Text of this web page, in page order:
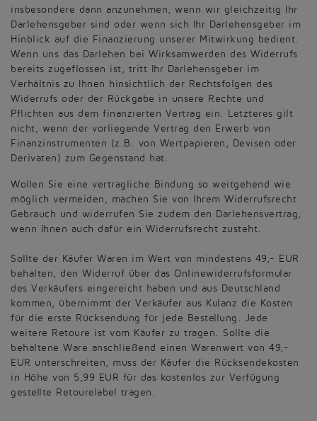
insbesondere dann anzunehmen, wenn wir gleichzeitig Ihr
Darlehensgeber sind oder wenn sich Ihr Darlehensgeber im
Hinblick auf die Finanzierung unserer Mitwirkung bedient.
Wenn uns das Darlehen bei Wirksamwerden des Widerrufs
bereits zugeflossen ist, tritt Ihr Darlehensgeber im
Verhältnis zu Ihnen hinsichtlich der Rechtsfolgen des
Widerrufs oder der Rückgabe in unsere Rechte und
Pflichten aus dem finanzierten Vertrag ein. Letzteres gilt
nicht, wenn der vorliegende Vertrag den Erwerb von
Finanzinstrumenten (z.B. von Wertpapieren, Devisen oder
Derivaten) zum Gegenstand hat.
Wollen Sie eine vertragliche Bindung so weitgehend wie
möglich vermeiden, machen Sie von Ihrem Widerrufsrecht
Gebrauch und widerrufen Sie zudem den Darlehensvertrag,
wenn Ihnen auch dafür ein Widerrufsrecht zusteht.
Sollte der Käufer Waren im Wert von mindestens 49,- EUR
behalten, den Widerruf über das Onlinewiderrufsformular
des Verkäufers eingereicht haben und aus Deutschland
kommen, übernimmt der Verkäufer aus Kulanz die Kosten
für die erste Rücksendung für jede Bestellung. Jede
weitere Retoure ist vom Käufer zu tragen. Sollte die
behaltene Ware anschließend einen Warenwert von 49,-
EUR unterschreiten, muss der Käufer die Rücksendekosten
in Höhe von 5,99 EUR für das kostenlos zur Verfügung
gestellte Retourelabel tragen.